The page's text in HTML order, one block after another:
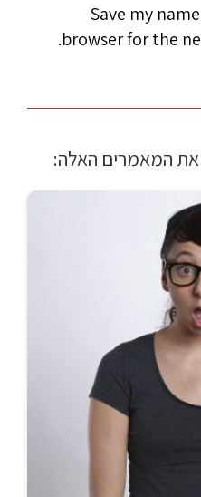
Save my
browser for the
המאמרים האלה: